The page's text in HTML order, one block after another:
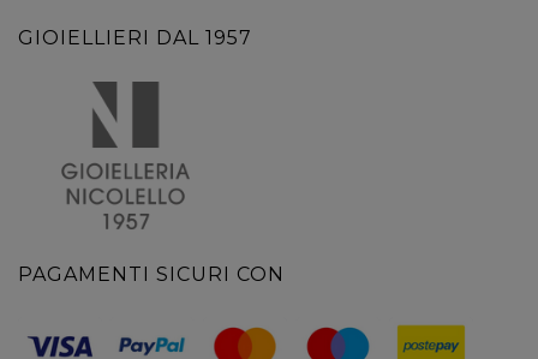
GIOIELLIERI DAL 1957
PAGAMENTI SICURI CON